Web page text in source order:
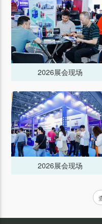
2026展会现场
2026展会现场